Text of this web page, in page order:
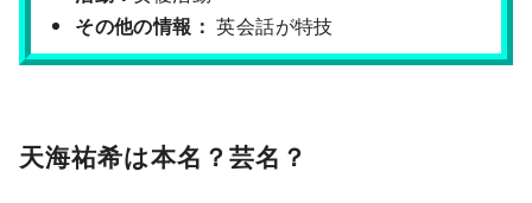
その他の情報： 英会話が特技
天海祐希は本名？芸名？